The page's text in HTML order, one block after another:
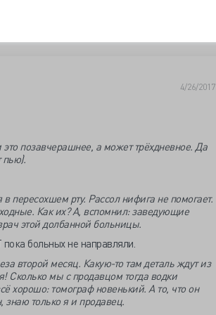
4/26/2017
позавчерашнее, а может трёхдневное. Да
пью).
пересохшем рту. Рассол нифига не помогает.
Как их? А, вспомнил: заведующие
этой долбанной больницы.
больных не направляли.
второй месяц. Какую-то там деталь ждут из
Сколько мы с продавцом тогда водки
хорошо: томограф новенький. А то, что он
знаю только я и продавец.